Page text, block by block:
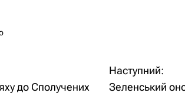
до Сполучених
Наступний:
Зеленський